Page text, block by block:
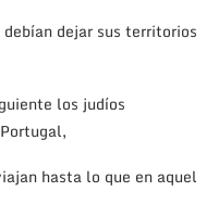
dejar sus territorios
los judíos
hasta lo que en aquel